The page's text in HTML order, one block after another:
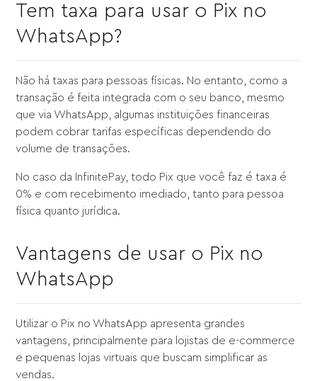
Tem taxa para usar o Pix no
WhatsApp?
Não há taxas para pessoas físicas. No entanto, como a
transação é feita integrada com o seu banco, mesmo
que via WhatsApp, algumas instituições financeiras
podem cobrar tarifas específicas dependendo do
volume de transações.
No caso da InfinitePay, todo Pix que você faz é taxa é
0% e com recebimento imediado, tanto para pessoa
física quanto jurídica.
Vantagens de usar o Pix no
WhatsApp
Utilizar o Pix no WhatsApp apresenta grandes
vantagens, principalmente para lojistas de e-commerce
e pequenas lojas virtuais que buscam simplificar as
vendas.